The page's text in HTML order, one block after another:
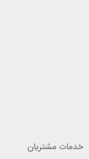
خدمات مشتریان